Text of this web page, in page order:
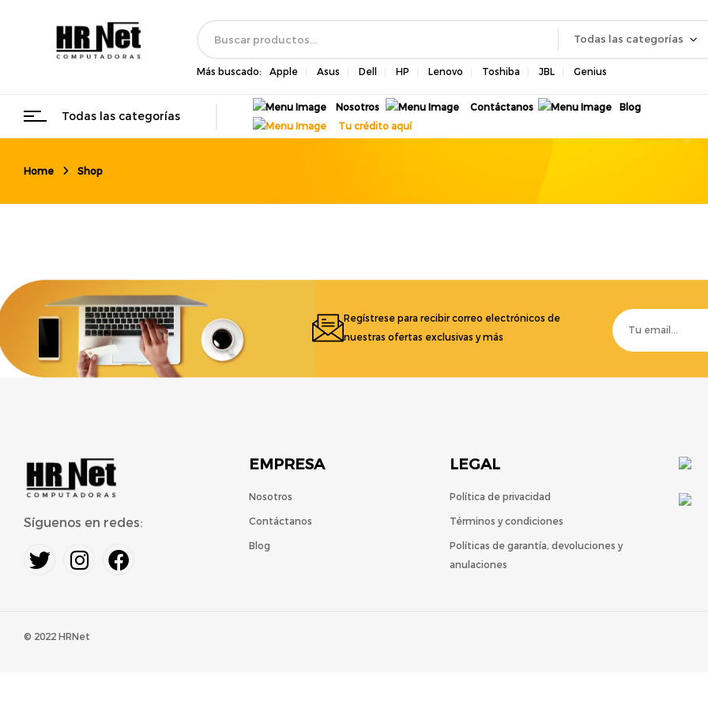
Todas las categorías
Más buscado: Apple Asus Dell HP Lenovo Toshiba JBL Genius
Todas las categorías
Nosotros Contáctanos
Blog
Tu crédito aquí
Home Shop
Regístrese para recibir correo electrónicos de
nuestras ofertas exclusivas y más
Síguenos en redes:
EMPRESA
Nosotros
Contáctanos
Blog
LEGAL
Política de privacidad
Términos y condiciones
Políticas de garantía, devoluciones y
anulaciones
© 2022 HRNet